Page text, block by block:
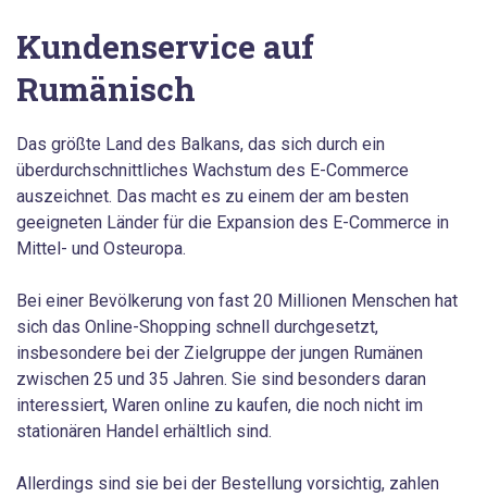
Kundenservice auf
Rumänisch
Das größte Land des Balkans, das sich durch ein
überdurchschnittliches Wachstum des E-Commerce
auszeichnet. Das macht es zu einem der am besten
geeigneten Länder für die Expansion des E-Commerce in
Mittel- und Osteuropa.
Bei einer Bevölkerung von fast 20 Millionen Menschen hat
sich das Online-Shopping schnell durchgesetzt,
insbesondere bei der Zielgruppe der jungen Rumänen
zwischen 25 und 35 Jahren. Sie sind besonders daran
interessiert, Waren online zu kaufen, die noch nicht im
stationären Handel erhältlich sind.
Allerdings sind sie bei der Bestellung vorsichtig, zahlen